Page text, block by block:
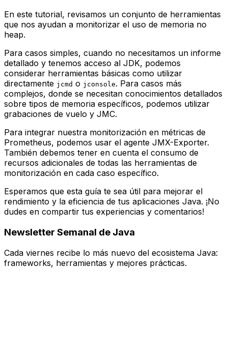
En este tutorial, revisamos un conjunto de herramientas
que nos ayudan a monitorizar el uso de memoria no
heap.
Para casos simples, cuando no necesitamos un informe
detallado y tenemos acceso al JDK, podemos
considerar herramientas básicas como utilizar
directamente jcmd o jconsole. Para casos más
complejos, donde se necesitan conocimientos detallados
sobre tipos de memoria específicos, podemos utilizar
grabaciones de vuelo y JMC.
Para integrar nuestra monitorización en métricas de
Prometheus, podemos usar el agente JMX-Exporter.
También debemos tener en cuenta el consumo de
recursos adicionales de todas las herramientas de
monitorización en cada caso específico.
Esperamos que esta guía te sea útil para mejorar el
rendimiento y la eficiencia de tus aplicaciones Java. ¡No
dudes en compartir tus experiencias y comentarios!
Newsletter Semanal de Java
Cada viernes recibe lo más nuevo del ecosistema Java:
frameworks, herramientas y mejores prácticas.